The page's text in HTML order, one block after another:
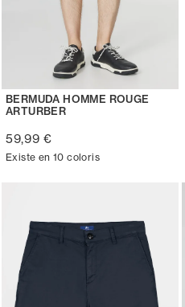
BERMUDA HOMME ROUGE
ARTURBER
59,99 €
Existe en 10 coloris